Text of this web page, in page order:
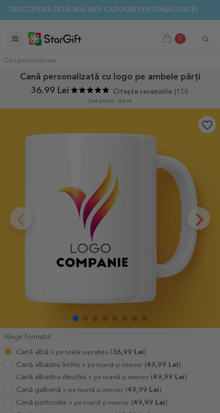
DESCOPERĂ CELE MAI NOI CADOURI PERSONALIZATE! ☀️
0
Căni personalizate
Cană personalizată cu logo pe ambele părți
36.99 Lei
Citește recenziile (10 )
Cod produs: 10618
Alege formatul
Cană albă » pe toată suprafața ( 36,99 Lei )
Cană albastru închis » pe toartă și interior (49,99 Lei)
Cană albastru deschis » pe toartă și interior (49,99 Lei )
Cană galbenă » pe toartă și interior (49,99 Lei )
Cană portocalie » pe toartă și interior (49,99 Lei)